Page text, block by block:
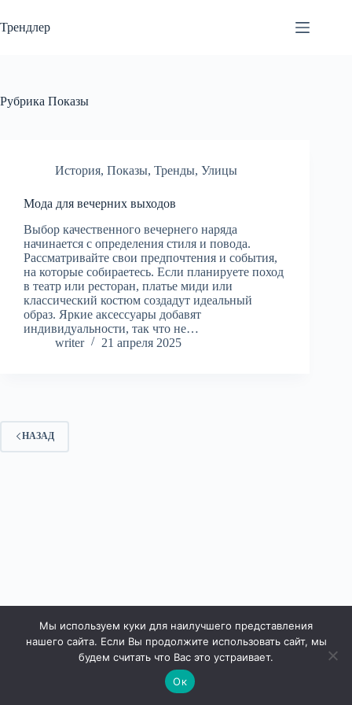
к
сути
Трендлер
Рубрика Показы
История, Показы, Тренды, Улицы
Мода для вечерних выходов
Выбор качественного вечернего наряда
начинается с определения стиля и повода.
Рассматривайте свои предпочтения и события,
на которые собираетесь. Если планируете поход
в театр или ресторан, платье миди или
классический костюм создадут идеальный
образ. Яркие аксессуары добавят
индивидуальности, так что не…
writer
21 апреля 2025
НАЗАД
Мы используем куки для наилучшего представления
нашего сайта. Если Вы продолжите использовать сайт, мы
будем считать что Вас это устраивает.
Ок